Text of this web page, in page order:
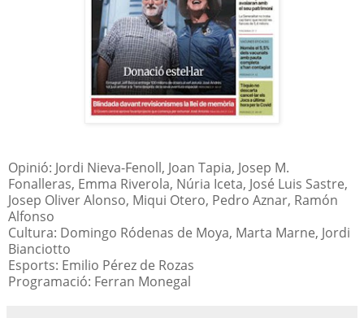
Opinió: Jordi Nieva-Fenoll, Joan Tapia, Josep M.
Fonalleras, Emma Riverola, Núria Iceta, José Luis Sastre,
Josep Oliver Alonso, Miqui Otero, Pedro Aznar, Ramón
Alfonso
Cultura: Domingo Ródenas de Moya, Marta Marne, Jordi
Bianciotto
Esports: Emilio Pérez de Rozas
Programació: Ferran Monegal